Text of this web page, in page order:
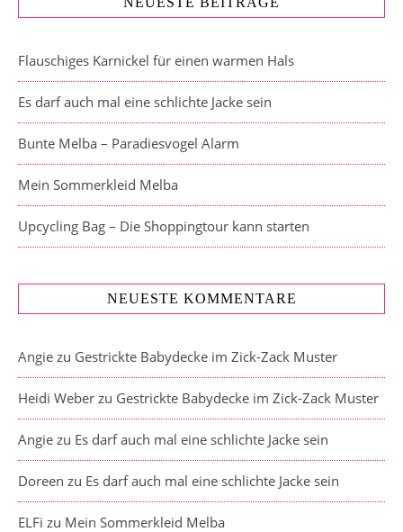
Flauschiges Karnickel für einen warmen Hals
Es darf auch mal eine schlichte Jacke sein
Bunte Melba – Paradiesvogel Alarm
Mein Sommerkleid Melba
Upcycling Bag – Die Shoppingtour kann starten
NEUESTE KOMMENTARE
Angie zu Gestrickte Babydecke im Zick-Zack Muster
Heidi Weber zu Gestrickte Babydecke im Zick-Zack Muster
Angie zu Es darf auch mal eine schlichte Jacke sein
Doreen zu Es darf auch mal eine schlichte Jacke sein
ELFi zu Mein Sommerkleid Melba